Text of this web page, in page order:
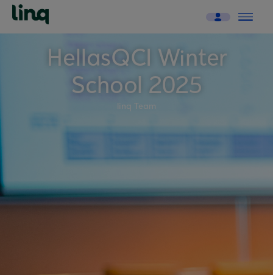
HellasQCI Winter
School 2025
linq Team